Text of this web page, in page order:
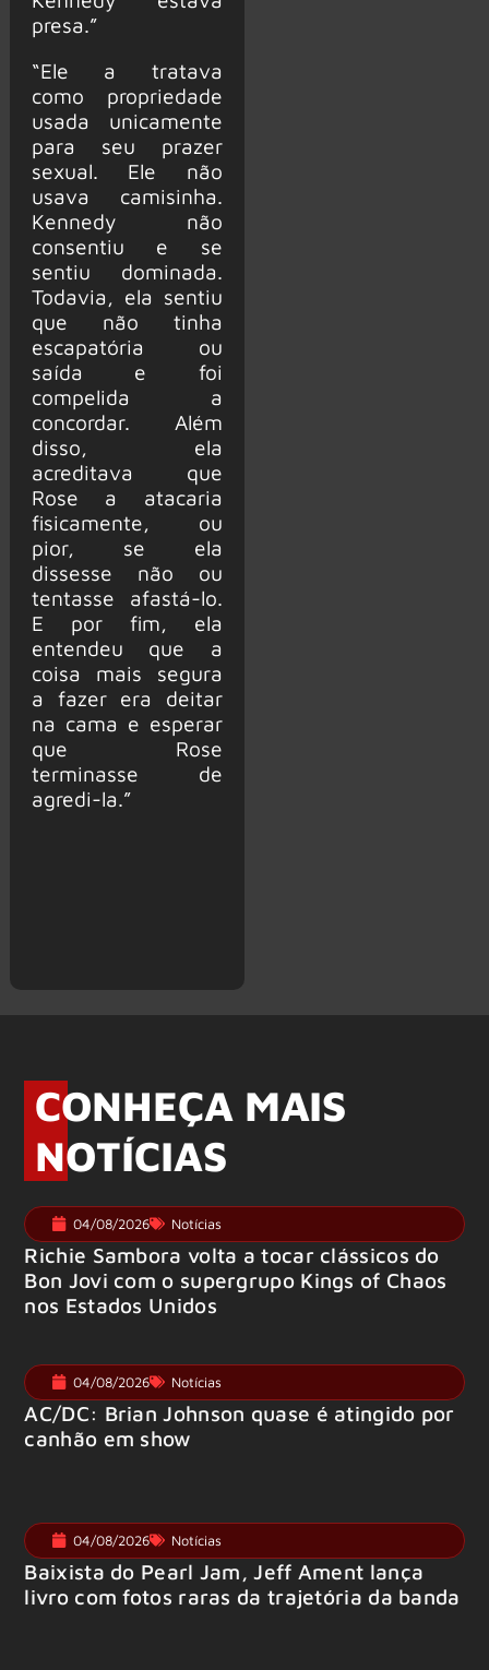
presa.”
“Ele a tratava
como propriedade
usada unicamente
para seu prazer
sexual. Ele não
usava camisinha.
Kennedy não
consentiu e se
sentiu dominada.
Todavia, ela sentiu
que não tinha
escapatória ou
saída e foi
compelida a
concordar. Além
disso, ela
acreditava que
Rose a atacaria
fisicamente, ou
pior, se ela
dissesse não ou
tentasse afastá-lo.
E por fim, ela
entendeu que a
coisa mais segura
a fazer era deitar
na cama e esperar
que Rose
terminasse de
agredi-la.”
CONHEÇA MAIS
NOTÍCIAS
04/08/2026 Notícias
Richie Sambora volta a tocar clássicos do
Bon Jovi com o supergrupo Kings of Chaos
nos Estados Unidos
04/08/2026 Notícias
AC/DC: Brian Johnson quase é atingido por
canhão em show
04/08/2026 Notícias
Baixista do Pearl Jam, Jeff Ament lança
livro com fotos raras da trajetória da banda